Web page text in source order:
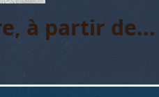
à partir de...